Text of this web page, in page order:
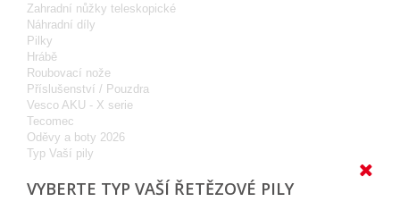
Zahradní nůžky teleskopické
Náhradní díly
Pilky
Hrábě
Roubovací nože
Příslušenství / Pouzdra
Vesco AKU - X serie
Tecomec
Oděvy a boty 2026
Typ Vaší pily
VYBERTE TYP VAŠÍ ŘETĚZOVÉ PILY